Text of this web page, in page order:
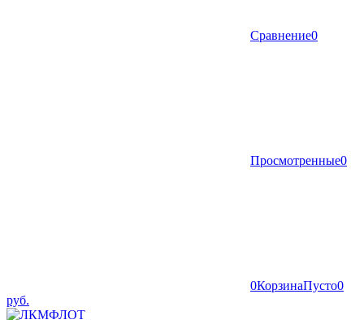
Сравнение0
Просмотренные0
0КорзинаПусто0
руб.